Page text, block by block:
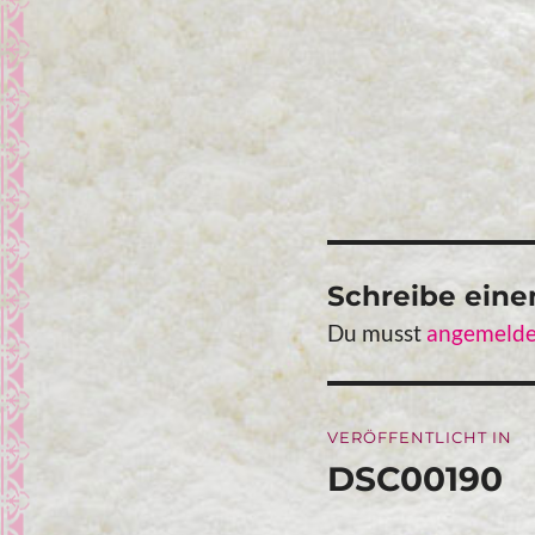
Schreibe
Du musst
VERÖFFENTLICHT IN
DSC00190